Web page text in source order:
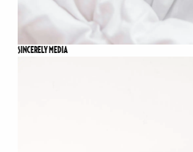
SINCERELY MEDIA